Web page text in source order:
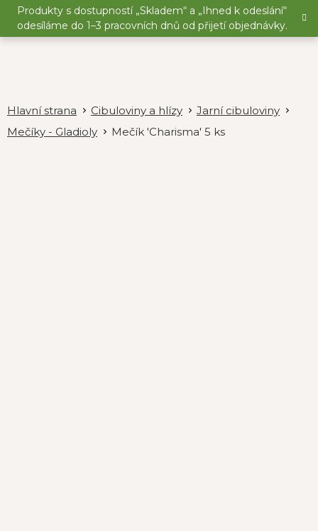
Přejít
obsah
Produkty s dostupností „Skladem“ a „Ihned k odeslání“
odesíláme do 1–3 pracovních dnů od přijetí objednávky.
Cibuloviny a hlízy
Jarní cibuloviny
Mečíky - Gladioly
Mečík 'Charisma' 5 ks